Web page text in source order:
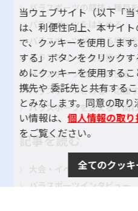
パラスポーツの競技・種目
パラスポーツをはじめる
パラスポーツができる場所
パラアスリートを目指す
パラスポーツの大会に出る
パラスポーツをみる・応援
パラスポーツを支える・関
記事を読む
大会・イベント レポート
パラスポーツインタビュー
当ウェブサイト（以下「
は、利便性向上、本サイ
で、クッキーを使用しま
する」ボタンをクリック
めにクッキーを使用する
携先や 委託先と共有する
とみなします。同意の取
い情報は、個人情報の取り
をご覧ください。
全てのクッ